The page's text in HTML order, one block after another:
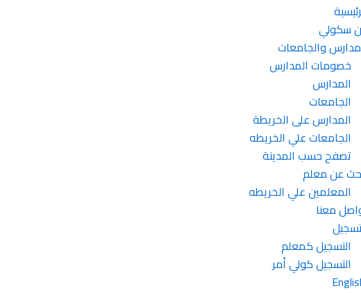
سكولي
والجامعات
خصومات المدارس
المدارس
الجامعات
المدارس على الخريطة
الجامعات علي الخريطه
تصفح حسب المدينة
عن معلم
المعلمين علي الخريطه
معنا
التسجيل كمعلم
التسجيل كولي أمر